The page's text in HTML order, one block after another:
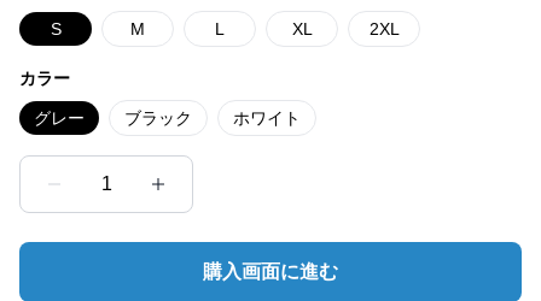
S M L XL 2XL
カラー
グレー ブラック ホワイト
1
購入画面に進む